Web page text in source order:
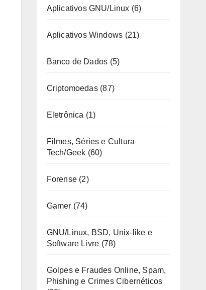
Aplicativos GNU/Linux (6)
Aplicativos Windows (21)
Banco de Dados (5)
Criptomoedas(87)
Eletrônica (1)
Filmes, Séries e Cultura
Tech/Geek (60)
Forense(2)
Gamer (74)
GNU/Linux, BSD, Unix-like e
Software Livre (78)
Golpes e Fraudes Online, Spam,
Phishing e Crimes Cibernéticos